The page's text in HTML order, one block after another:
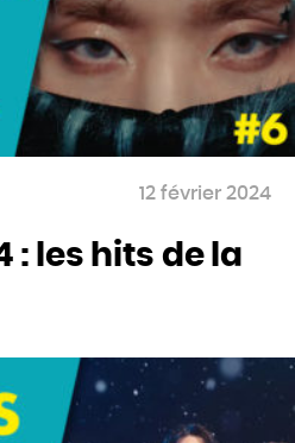
: les hits de la
12 février 2024